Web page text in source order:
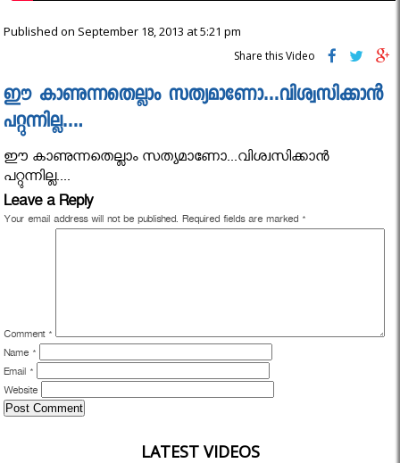
Published on September 18, 2013 at 5:21 pm
Share this Video
ഈ കാണുന്നതെല്ലാം സത്യമാണോ…വിശ്വസിക്കാൻ
പറ്റുന്നില്ല….
ഈ കാണുന്നതെല്ലാം സത്യമാണോ...വിശ്വസിക്കാൻ
പറ്റുന്നില്ല....
Leave a Reply
Your email address will not be published. Required fields are marked *
Comment *
Name *
Email *
Website
LATEST VIDEOS